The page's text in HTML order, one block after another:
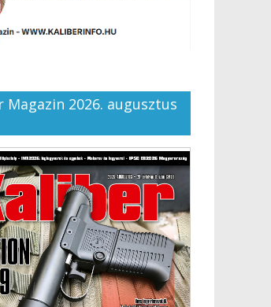
Magazin 2026. augusztus